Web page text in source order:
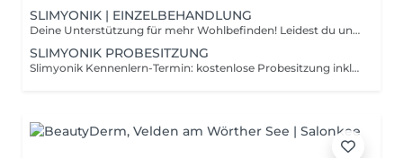
SLIMYONIK | EINZELBEHANDLUNG
Deine Unterstützung für mehr Wohlbefinden! Leidest du unter Wassereinlagerungen, schlechter Durchblutung, Stoffwechselproblemen oder Übersäuerung? Dann ist der Slimyonik Bodystyler genau das Richtige für dich! - Fördert den Lymphfluss & die Durchblutung - Unterstützt den Stoffwechsel & die Entgiftung - Lindert Wassereinlagerungen & hilft der Hautstraffung - Tiefenentspannung einfach zurücklehnen & genießen
SLIMYONIK PROBESITZUNG
Slimyonik Kennenlern-Termin: kostenlose Probesitzung inklusive Behandlung & Beratung